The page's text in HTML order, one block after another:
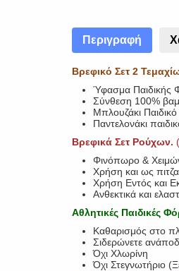
Περιγραφή
Βρεφικό Σετ 2
Ύφασμα Παιδικής
Σύνθεση 100%
Μπλουζάκι
Παντελονάκι
Βρεφικά Σετ Ρούχων.
Φινόπωρο &
Χρήση και ως
Χρήση Εντός και
Ανθεκτικά και
Αθλητικές Παιδικές
Καθαρισμός στο
Σιδερώνετε
Όχι Χλωρίνη
Όχι Στεγνωτήριο